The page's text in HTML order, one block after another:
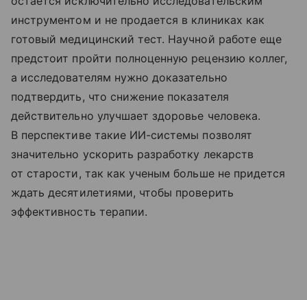
инструментом и не продается в клиниках как
готовый медицинский тест. Научной работе еще
предстоит пройти полноценную рецензию коллег,
а исследователям нужно доказательно
подтвердить, что снижение показателя
действительно улучшает здоровье человека.
В перспективе такие ИИ-системы позволят
значительно ускорить разработку лекарств
от старости, так как ученым больше не придется
ждать десятилетиями, чтобы проверить
эффективность терапии.